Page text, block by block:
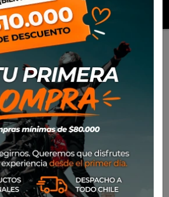
Equipamiento Para el piloto
Antiparra Leatt Velocity 5.5